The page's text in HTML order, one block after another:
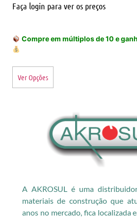
Faça login para ver os preços
Compre em múltiplos de 10 e
Ver Opções
A AKROSUL é uma
materiais de construção que
anos no mercado, fica localizada